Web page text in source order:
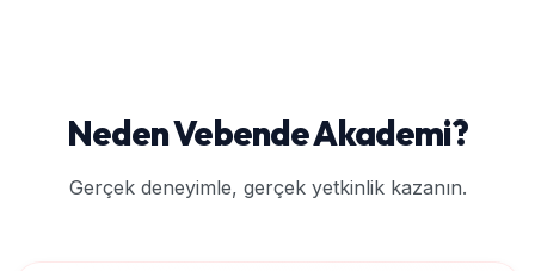
Neden Vebende Akademi?
Gerçek deneyimle, gerçek yetkinlik kazanın.